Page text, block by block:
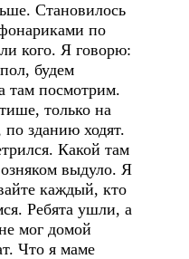
Становилось
по
кого. Я говорю:
будем
там посмотрим.
только на
зданию ходят.
Какой там
выдуло. Я
каждый, кто
Ребята ушли, а
мог домой
Что я маме